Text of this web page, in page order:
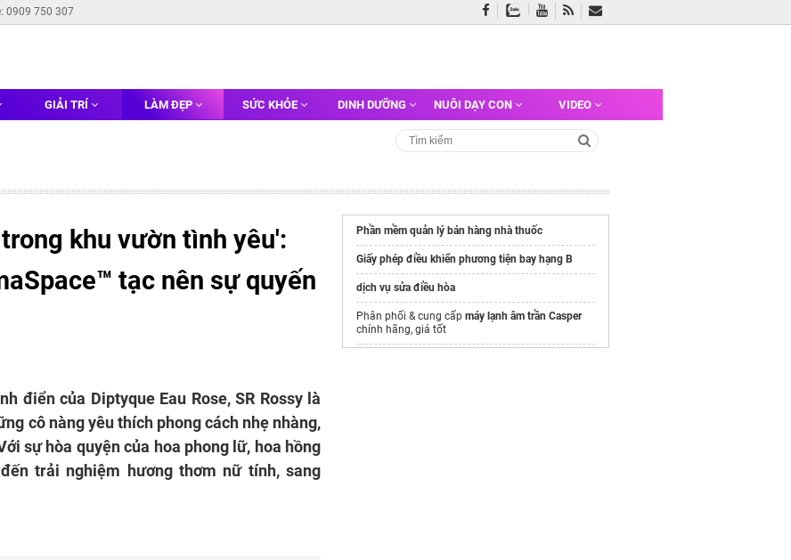
0909 750 307
GIẢI TRÍ LÀM ĐẸP SỨC KHỎE DINH DƯỠNG NUÔI DẠY CON VIDEO
khu vườn tình yêu':
tạc nên sự quyến
điển của Diptyque Eau Rose, SR Rossy là
cô nàng yêu thích phong cách nhẹ nhàng,
sự hòa quyện của hoa phong lữ, hoa hồng
trải nghiệm hương thơm nữ tính, sang
Phần mềm quản lý bán hàng nhà thuốc
Giấy phép điều khiển phương tiện bay hạng B
dịch vụ sửa điều hòa
Phân phối & cung cấp máy lạnh âm trần Casper
chính hãng, giá tốt